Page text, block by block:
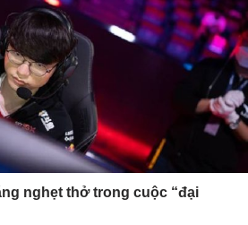
nghẹt thở trong cuộc “đại